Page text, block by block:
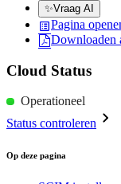
✨Vraag AI
Pagina
Downloaden
Cloud Status
Operationeel
Status controleren
Op deze pagina